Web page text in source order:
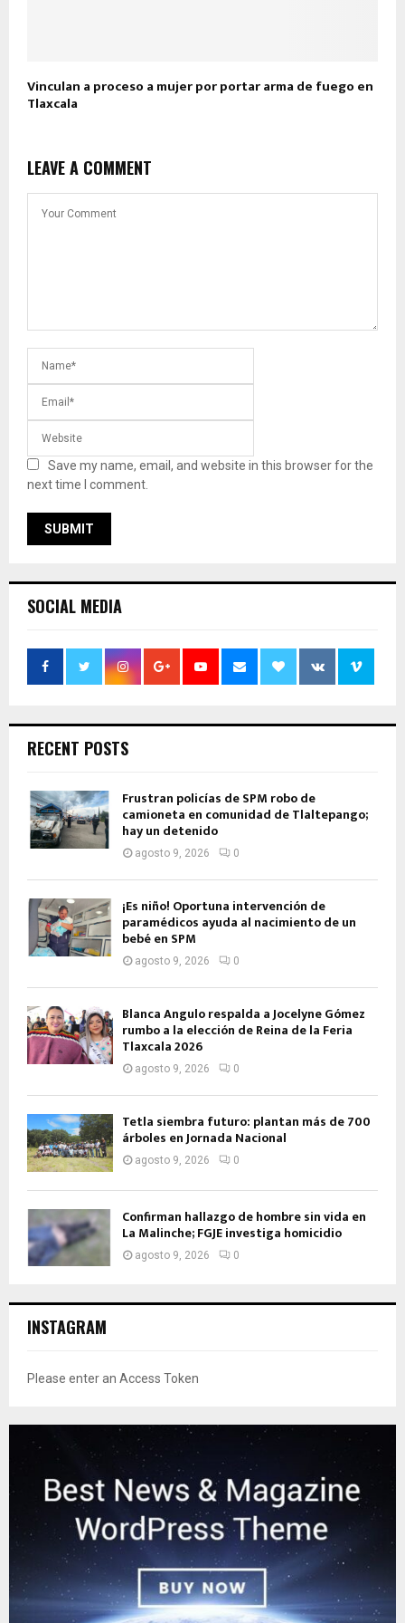
Vinculan a proceso a mujer por portar arma de fuego en
Tlaxcala
LEAVE A COMMENT
Save my name, email, and website in this browser for the
next time I comment.
SOCIAL MEDIA
RECENT POSTS
Frustran policías de SPM robo de
camioneta en comunidad de Tlaltepango;
hay un detenido
agosto 9, 2026 0
¡Es niño! Oportuna intervención de
paramédicos ayuda al nacimiento de un
bebé en SPM
agosto 9, 2026 0
Blanca Angulo respalda a Jocelyne Gómez
rumbo a la elección de Reina de la Feria
Tlaxcala 2026
agosto 9, 2026 0
Tetla siembra futuro: plantan más de 700
árboles en Jornada Nacional
agosto 9, 2026 0
Confirman hallazgo de hombre sin vida en
La Malinche; FGJE investiga homicidio
agosto 9, 2026 0
INSTAGRAM
Please enter an Access Token